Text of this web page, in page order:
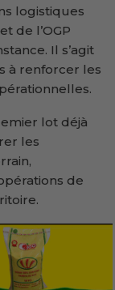
logistiques
de l’OGP
Il s’agit
à renforcer les
lot déjà
les
de